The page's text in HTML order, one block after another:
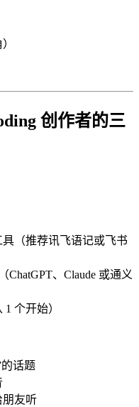
创作者的三
（推荐讯飞语记或飞书
、Claude 或通义
个开始）
话题
朋友听